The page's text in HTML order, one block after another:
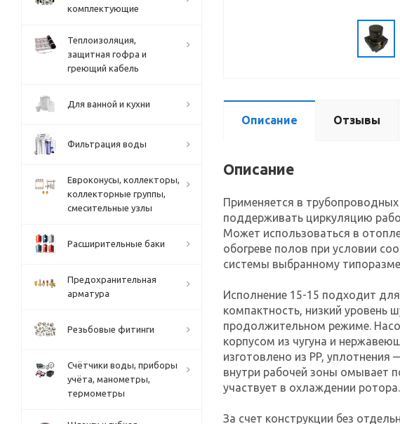
Описание Отзывы
Описание
Применяется в
поддерживать циркуляцию
Может использоваться в
обогреве полов при условии
системы выбранному
Исполнение 15-15 подходит
компактность, низкий уровень
продолжительном режиме.
корпусом из чугуна и
изготовлено из PP,
внутри рабочей зоны омывает
участвует в охлаждении ротора.
За счет конструкции без
комплектующие
Теплоизоляция,
защитная гофра и
греющий кабель
Для ванной и кухни
Фильтрация воды
Евроконусы, коллекторы,
коллекторные группы,
смесительные узлы
Расширительные баки
Предохранительная
арматура
Резьбовые фитинги
Счётчики воды, приборы
учёта, манометры,
термометры